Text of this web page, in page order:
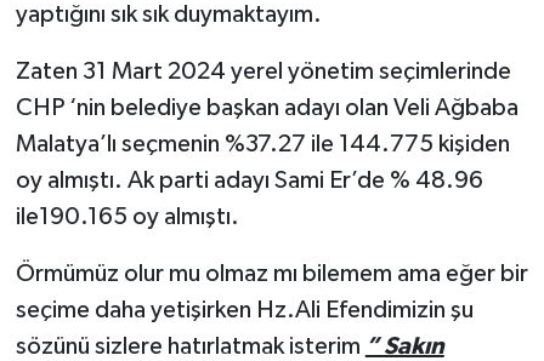
yaptığını sık sık duymaktayım.
Zaten 31 Mart 2024 yerel yönetim seçimlerinde
CHP ‘nin belediye başkan adayı olan Veli Ağbaba
Malatya’lı seçmenin %37.27 ile 144.775 kişiden
oy almıştı. Ak parti adayı Sami Er’de % 48.96
ile190.165 oy almıştı.
Örmümüz olur mu olmaz mı bilemem ama eğer bir
seçime daha yetişirken Hz.Ali Efendimizin şu
sözünü sizlere hatırlatmak isterim ” Sakın